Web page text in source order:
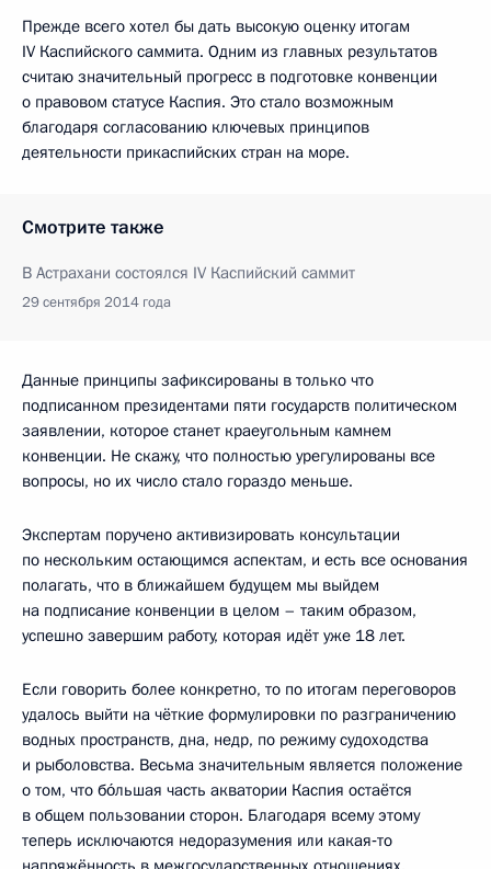
Прежде всего хотел бы дать высокую оценку итогам
IV Каспийского саммита. Одним из главных результатов
считаю значительный прогресс в подготовке конвенции
о правовом статусе Каспия. Это стало возможным
благодаря согласованию ключевых принципов
деятельности прикаспийских стран на море.
Смотрите также
В Астрахани состоялся IV Каспийский саммит
29 сентября 2014 года
Данные принципы зафиксированы в только что
подписанном президентами пяти государств политическом
заявлении, которое станет краеугольным камнем
конвенции. Не скажу, что полностью урегулированы все
вопросы, но их число стало гораздо меньше.
Экспертам поручено активизировать консультации
по нескольким остающимся аспектам, и есть все основания
полагать, что в ближайшем будущем мы выйдем
на подписание конвенции в целом – таким образом,
успешно завершим работу, которая идёт уже 18 лет.
Если говорить более конкретно, то по итогам переговоров
удалось выйти на чёткие формулировки по разграничению
водных пространств, дна, недр, по режиму судоходства
и рыболовства. Весьма значительным является положение
о том, что бо́льшая часть акватории Каспия остаётся
в общем пользовании сторон. Благодаря всему этому
теперь исключаются недоразумения или какая‑то